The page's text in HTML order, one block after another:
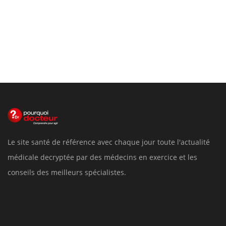
Le site santé de référence avec chaque jour toute l'actualité
médicale decryptée par des médecins en exercice et les
conseils des meilleurs spécialistes.